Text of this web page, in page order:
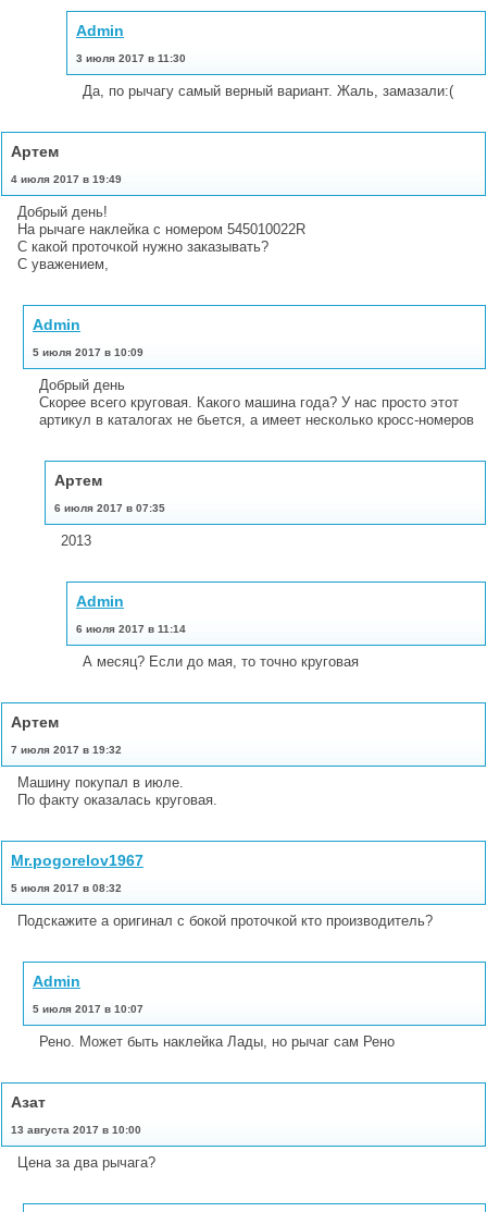
Admin
3 июля 2017 в 11:30
Да, по рычагу самый верный вариант. Жаль, замазали:(
Артем
4 июля 2017 в 19:49
Добрый день!
На рычаге наклейка с номером 545010022R
С какой проточкой нужно заказывать?
С уважением,
Admin
5 июля 2017 в 10:09
Добрый день
Скорее всего круговая. Какого машина года? У нас просто этот
артикул в каталогах не бьется, а имеет несколько кросс-номеров
Артем
6 июля 2017 в 07:35
2013
Admin
6 июля 2017 в 11:14
А месяц? Если до мая, то точно круговая
Артем
7 июля 2017 в 19:32
Машину покупал в июле.
По факту оказалась круговая.
Mr.pogorelov1967
5 июля 2017 в 08:32
Подскажите а оригинал с бокой проточкой кто производитель?
Admin
5 июля 2017 в 10:07
Рено. Может быть наклейка Лады, но рычаг сам Рено
Азат
13 августа 2017 в 10:00
Цена за два рычага?